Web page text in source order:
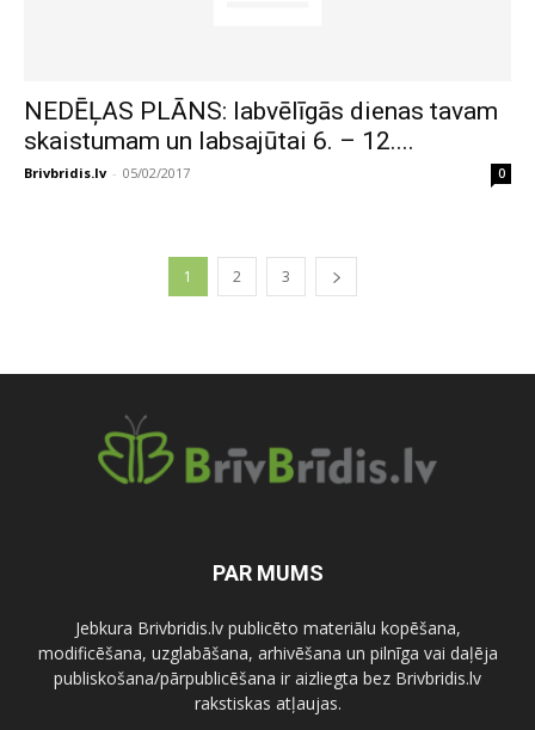
NEDĒĻAS PLĀNS: labvēlīgās dienas tavam
skaistumam un labsajūtai 6. – 12....
Brivbridis.lv - 05/02/2017 0
1 2 3
PAR MUMS
Jebkura Brivbridis.lv publicēto materiālu kopēšana,
modificēšana, uzglabāšana, arhivēšana un pilnīga vai daļēja
publiskošana/pārpublicēšana ir aizliegta bez Brivbridis.lv
rakstiskas atļaujas.